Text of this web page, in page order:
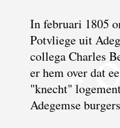
In februari 1805
Potvliege uit
collega Charles
er hem over dat
"knecht"
Adegemse